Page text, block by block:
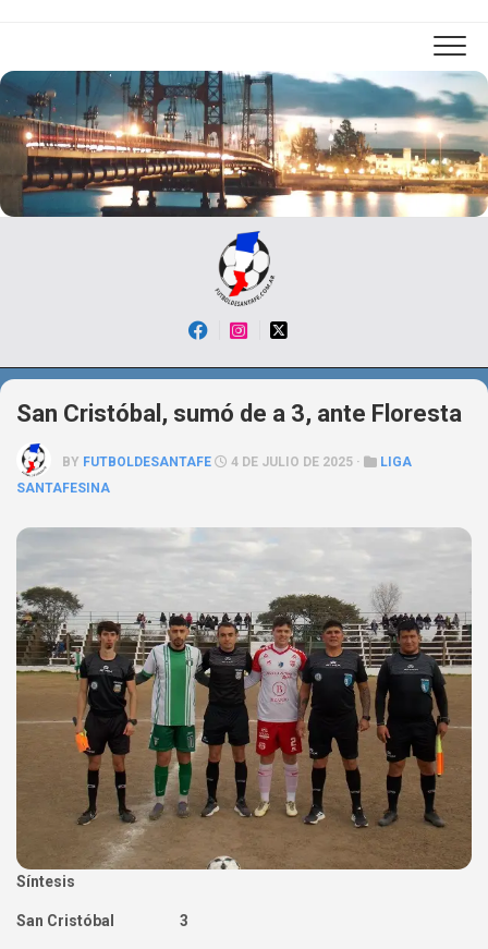
San Cristóbal, sumó de a 3, ante Floresta
BY FUTBOLDESANTAFE 4 DE JULIO DE 2025 ·
LIGA
SANTAFESINA
Síntesis
San Cristóbal 3